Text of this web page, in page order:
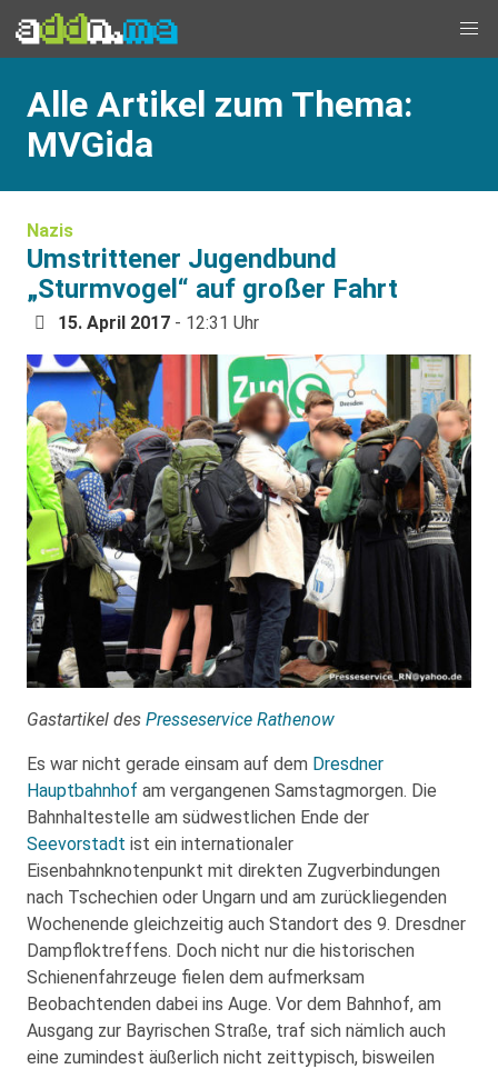
Alle Artikel zum Thema:
MVGida
Nazis
Umstrittener Jugendbund
„Sturmvogel“ auf großer Fahrt
15. April 2017 - 12:31 Uhr
Gastartikel des Presseservice Rathenow
Es war nicht gerade einsam auf dem Dresdner
Hauptbahnhof am vergangenen Samstagmorgen. Die
Bahnhaltestelle am südwestlichen Ende der
Seevorstadt ist ein internationaler
Eisenbahnknotenpunkt mit direkten Zugverbindungen
nach Tschechien oder Ungarn und am zurückliegenden
Wochenende gleichzeitig auch Standort des 9. Dresdner
Dampfloktreffens. Doch nicht nur die historischen
Schienenfahrzeuge fielen dem aufmerksam
Beobachtenden dabei ins Auge. Vor dem Bahnhof, am
Ausgang zur Bayrischen Straße, traf sich nämlich auch
eine zumindest äußerlich nicht zeittypisch, bisweilen